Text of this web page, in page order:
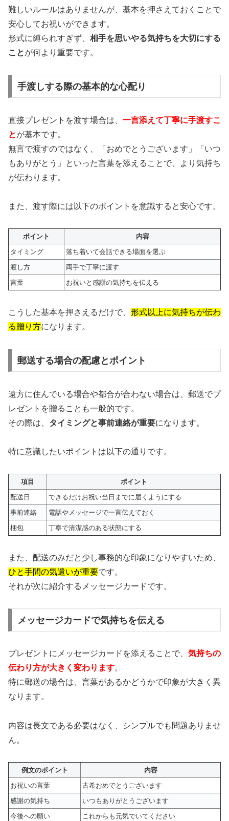
難しいルールはありませんが、基本を押さえておくことで
安心してお祝いができます。
形式に縛られすぎず、 相手を思いやる気持ちを大切にする
ことが何より重要です。
手渡しする際の基本的な心配り
直接プレゼントを渡す場合は、 一言添えて丁寧に手渡すこ
とが基本です。
無言で渡すのではなく、「おめでとうございます」「いつ
もありがとう」といった言葉を添えることで、より気持ち
が伝わります。
また、渡す際には以下のポイントを意識すると安心です。
ポイント
内容
タイミング
落ち着いて会話できる場面を選ぶ
渡し方
両手で丁寧に渡す
言葉
お祝いと感謝の気持ちを伝える
こうした基本を押さえるだけで、 形式以上に気持ちが伝わ
る贈り方になります。
郵送する場合の配慮とポイント
遠方に住んでいる場合や都合が合わない場合は、郵送でプ
レゼントを贈ることも一般的です。
その際は、 タイミングと事前連絡が重要になります。
特に意識したいポイントは以下の通りです。
項目
ポイント
配送日
できるだけお祝い当日までに届くようにする
事前連絡
電話やメッセージで一言伝えておく
梱包
丁寧で清潔感のある状態にする
また、配送のみだと少し事務的な印象になりやすいため、
ひと手間の気遣いが重要です。
それが次に紹介するメッセージカードです。
メッセージカードで気持ちを伝える
プレゼントにメッセージカードを添えることで、 気持ちの
伝わり方が大きく変わります。
特に郵送の場合は、言葉があるかどうかで印象が大きく異
なります。
内容は長文である必要はなく、シンプルでも問題ありませ
ん。
例文のポイント
内容
お祝いの言葉
古希おめでとうございます
感謝の気持ち
いつもありがとうございます
今後への願い
これからも元気でいてください